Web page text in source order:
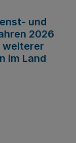
und
2026
weiterer
im Land